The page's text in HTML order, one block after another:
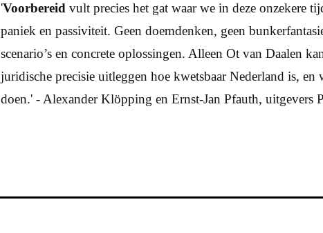
'Voorbereid vult precies het gat waar we in deze onzekere
paniek en passiviteit. Geen doemdenken, geen
scenario’s en concrete oplossingen. Alleen Ot van Daalen
juridische precisie uitleggen hoe kwetsbaar Nederland is, en
doen.' - Alexander Klöpping en Ernst-Jan Pfauth, uitgevers